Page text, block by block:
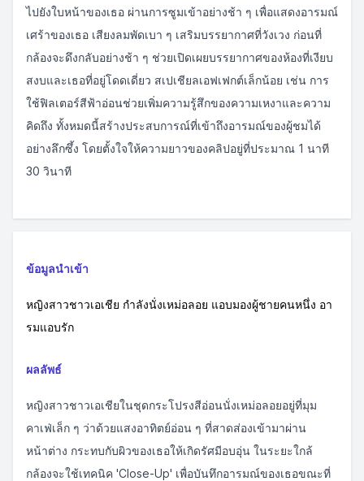
ไปยังใบหน้าของเธอ ผ่านการซูมเข้าอย่างช้า ๆ เพื่อแสดงอารมณ์
เศร้าของเธอ เสียงลมพัดเบา ๆ เสริมบรรยากาศที่วังเวง ก่อนที่
กล้องจะดึงกลับอย่างช้า ๆ ช่วยเปิดเผยบรรยากาศของห้องที่เงียบ
สงบและเธอที่อยู่โดดเดี่ยว สเปเชียลเอฟเฟกต์เล็กน้อย เช่น การ
ใช้ฟิลเตอร์สีฟ้าอ่อนช่วยเพิ่มความรู้สึกของความเหงาและความ
คิดถึง ทั้งหมดนี้สร้างประสบการณ์ที่เข้าถึงอารมณ์ของผู้ชมได้
อย่างลึกซึ้ง โดยตั้งใจให้ความยาวของคลิปอยู่ที่ประมาณ 1 นาที
30 วินาที
ข้อมูลนำเข้า
หญิงสาวชาวเอเชีย กำลังนั่งเหม่อลอย แอบมองผู้ชายคนหนึ่ง อา
รมแอบรัก
ผลลัพธ์
หญิงสาวชาวเอเชียในชุดกระโปรงสีอ่อนนั่งเหม่อลอยอยู่ที่มุม
คาเฟ่เล็ก ๆ ว่าด้วยแสงอาทิตย์อ่อน ๆ ที่สาดส่องเข้ามาผ่าน
หน้าต่าง กระทบกับผิวของเธอให้เกิดรัศมีอบอุ่น ในระยะใกล้
กล้องจะใช้เทคนิค 'Close-Up' เพื่อบันทึกอารมณ์ของเธอขณะที่